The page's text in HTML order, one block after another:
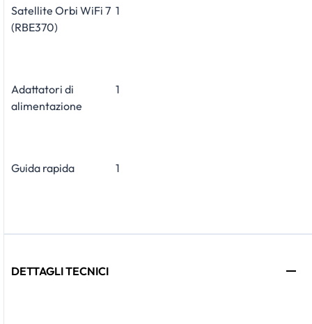
Satellite Orbi WiFi 7
(RBE370)
1
Adattatori di
alimentazione
1
Guida rapida 1
DETTAGLI TECNICI